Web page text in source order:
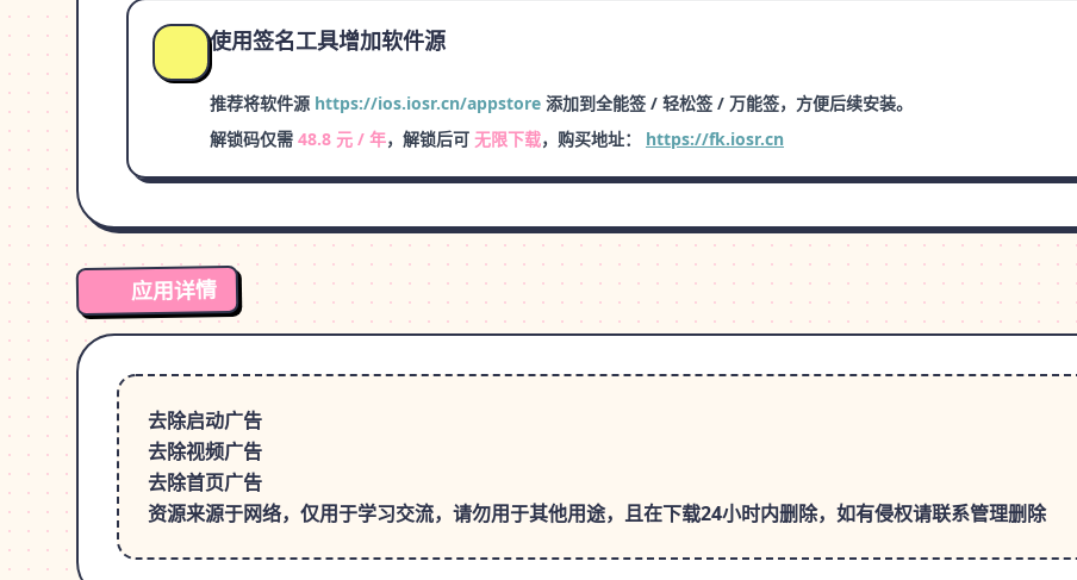
使用签名工具增加软件源
推荐将软件源 https://ios.iosr.cn/appstore 添加到全能签 / 轻松签 / 万能签，方便后续安装。
解锁码仅需 48.8 元 / 年，解锁后可 无限下载，购买地址： https://fk.iosr.cn
应用详情
去除启动广告
去除视频广告
去除首页广告
资源来源于网络，仅用于学习交流，请勿用于其他用途，且在下载24小时内删除，如有侵权请联系管理删除